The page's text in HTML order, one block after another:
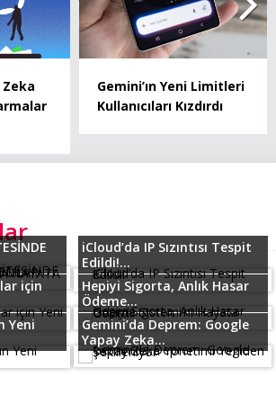
Zeka
Gemini’ın Yeni Limitleri
Kullanıcıları Kızdırdı
iCloud’da IP Sızıntısı Tespit
Edildi!...
için
Hepiyi Sigorta, Anlık Hasar
Ödeme...
Yeni
Gemini’da Deprem: Google
Yapay Zeka...